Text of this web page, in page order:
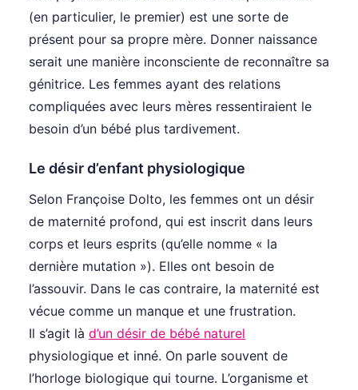
(en particulier, le premier) est une sorte de
présent pour sa propre mère. Donner naissance
serait une manière inconsciente de reconnaître sa
génitrice. Les femmes ayant des relations
compliquées avec leurs mères ressentiraient le
besoin d’un bébé plus tardivement.
Le désir d’enfant physiologique
Selon Françoise Dolto, les femmes ont un désir
de maternité profond, qui est inscrit dans leurs
corps et leurs esprits (qu’elle nomme « la
dernière mutation »). Elles ont besoin de
l’assouvir. Dans le cas contraire, la maternité est
vécue comme un manque et une frustration.
Il s’agit là d’un désir de bébé naturel
physiologique et inné. On parle souvent de
l’horloge biologique qui tourne. L’organisme et